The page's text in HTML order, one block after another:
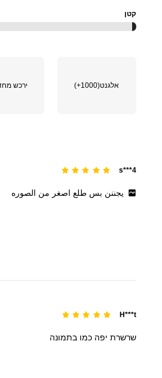
קטן
אלגנט(1000+) ירכש
s***4
يجننن بسطلع اصغر من الصوره
H***t
שרשרת יפה כמו בתמונה